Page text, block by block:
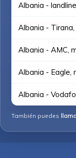
Albania - landline
Albania - Tirana,
Albania - AMC,
Albania - Eagle,
Albania -
También puedes